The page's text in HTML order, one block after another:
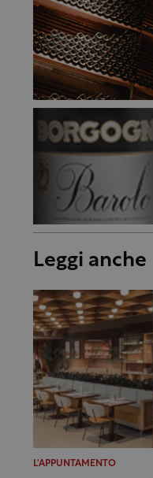
Leggi anche
L'APPUNTAMENTO